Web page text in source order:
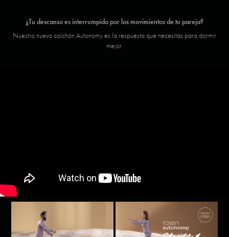
¿Tu descanso es interrumpido por los movimientos de tu pareja?
Nuestro nuevo colchón Autonomy es la respuesta que necesitas para dormir
mejor.